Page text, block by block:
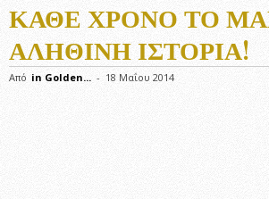
ΚΆΘΕ ΧΡΌΝΟ ΤΟ
ΑΛΗΘΙΝΉ ΙΣΤΟΡΊΑ!
Από in Golden... - 18 Μαΐου 2014